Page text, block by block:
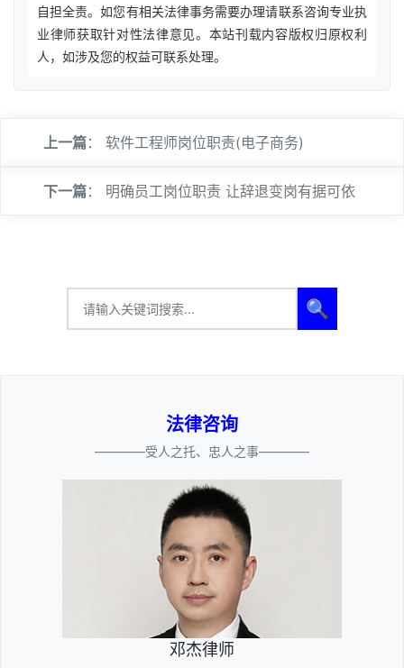
自担全责。如您有相关法律事务需要办理请联系咨询专业执
业律师获取针对性法律意见。本站刊载内容版权归原权利
人，如涉及您的权益可联系处理。
上一篇： 软件工程师岗位职责(电子商务)
下一篇： 明确员工岗位职责 让辞退变岗有据可依
🔍
法律咨询
————受人之托、忠人之事————
邓杰律师